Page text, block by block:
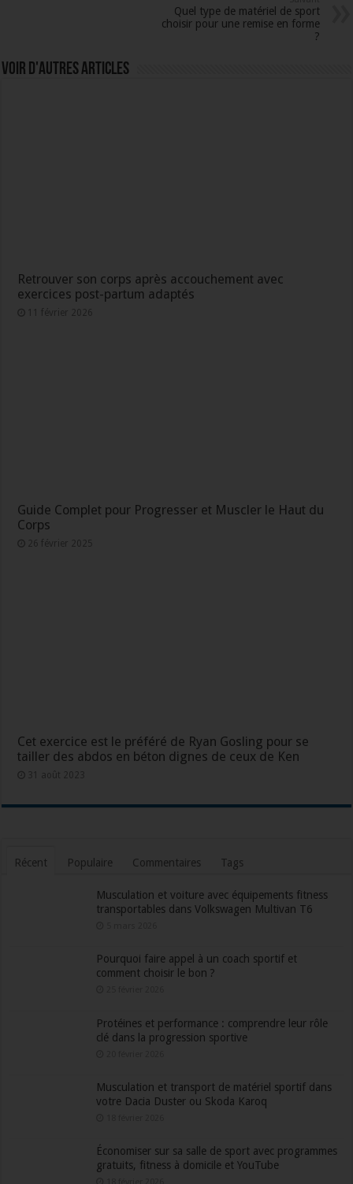
Quel type de matériel de sport
choisir pour une remise en forme
?
Voir d'autres articles
Retrouver son corps après accouchement avec
exercices post-partum adaptés
11 février 2026
Guide Complet pour Progresser et Muscler le Haut du
Corps
26 février 2025
Cet exercice est le préféré de Ryan Gosling pour se
tailler des abdos en béton dignes de ceux de Ken
31 août 2023
Récent Populaire Commentaires Tags
Musculation et voiture avec équipements fitness
transportables dans Volkswagen Multivan T6
Pourquoi faire appel à un coach sportif et
comment choisir le bon ?
Protéines et performance : comprendre leur rôle
clé dans la progression sportive
Musculation et transport de matériel sportif dans
votre Dacia Duster ou Skoda Karoq
Économiser sur sa salle de sport avec programmes
gratuits, fitness à domicile et YouTube